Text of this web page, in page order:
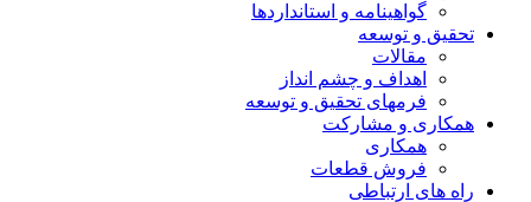
گواهينامه و استانداردها
تحقيق و توسعه
مقالات
اهداف و چشم انداز
فرمهای تحقیق و توسعه
همکاری و مشارکت
همکاری
فروش قطعات
راه های ارتباطی